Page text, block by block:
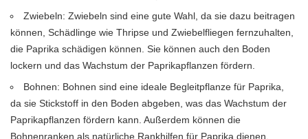
Zwiebeln: Zwiebeln sind eine gute Wahl, da sie dazu beitragen
können, Schädlinge wie Thripse und Zwiebelfliegen fernzuhalten,
die Paprika schädigen können. Sie können auch den Boden
lockern und das Wachstum der Paprikapflanzen fördern.
Bohnen: Bohnen sind eine ideale Begleitpflanze für Paprika,
da sie Stickstoff in den Boden abgeben, was das Wachstum der
Paprikapflanzen fördern kann. Außerdem können die
Bohnenranken als natürliche Rankhilfen für Paprika dienen.